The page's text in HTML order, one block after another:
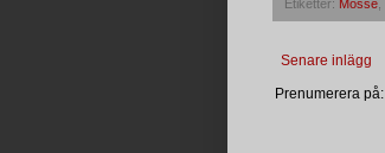
Etiketter: Mosse
Senare inlägg
Prenumerera på: